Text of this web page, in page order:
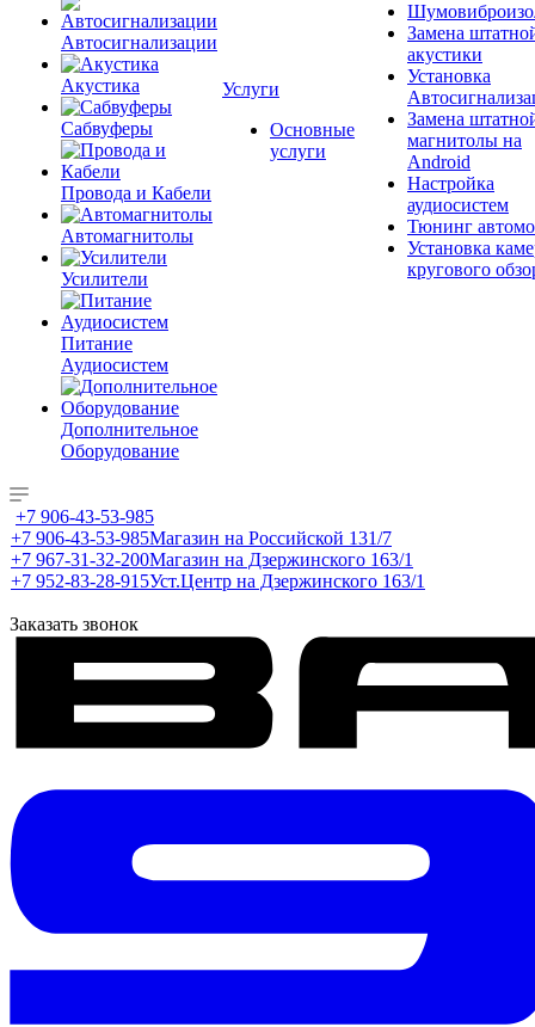
Автосигнализации
Акустика
Сабвуферы
Провода и Кабели
Автомагнитолы
Усилители
Питание
Аудиосистем
Дополнительное
Оборудование
Услуги
Основные
услуги
Замена
акустики
Установка
Замена
магнитолы на
Android
Настройка
аудиосистем
Тюнинг
Установка
кругового
+7 906-43-53-985
+7 906-43-53-985Магазин на Российской 131/7
+7 967-31-32-200Магазин на Дзержинского 163/1
+7 952-83-28-915Уст.Центр на Дзержинского 163/1
Заказать звонок